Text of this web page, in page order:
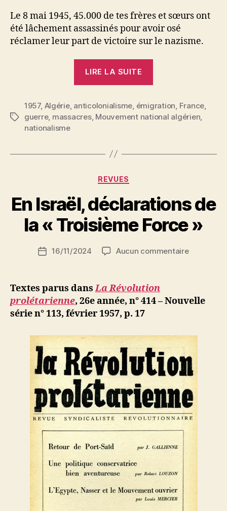
Le 8 mai 1945, 45.000 de tes frères et sœurs ont
été lâchement assassinés pour avoir osé
réclamer leur part de victoire sur le nazisme.
LIRE LA SUITE
MAI
1945
Étiquettes
1957, Algérie, anticolonialisme, émigration, France,
guerre, massacres, Mouvement national algérien,
nationalisme
Catégories
REVUES
En Israël, déclarations de
la « Troisième Force »
a
S
N
ji
b
Date16/11/2024 Aucun commentairesur
de
la
Force
Textes parus dansLa Révolution
prolétarienne, 26e année, n° 414 – Nouvelle
série n° 113, février 1957, p. 17